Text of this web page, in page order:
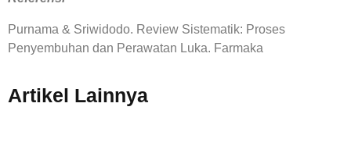
Purnama & Sriwidodo. Review Sistematik: Proses
Penyembuhan dan Perawatan Luka. Farmaka
Artikel Lainnya